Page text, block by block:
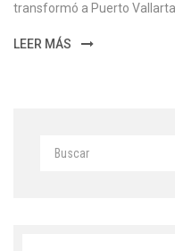
transformó a Puerto
LEER MÁS